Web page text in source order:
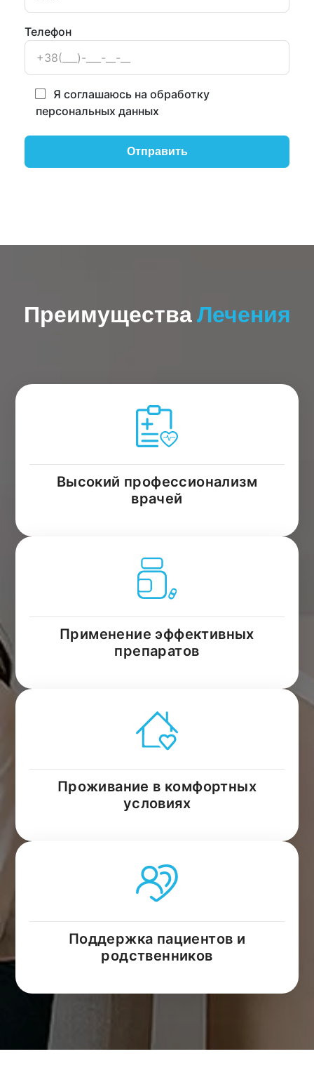
Телефон
Я соглашаюсь на обработку
персональных данных
ПреимуществаЛечения
Высокий профессионализм
врачей
Применение эффективных
препаратов
Проживание в комфортных
условиях
Поддержка пациентов и
родственников